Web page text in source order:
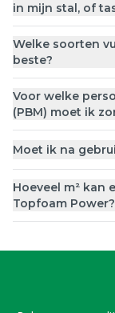
in mijn stal, of
Welke soorten
beste?
Voor welke
(PBM) moet ik
Moet ik na
Hoeveel m² kan
Topfoam Power?